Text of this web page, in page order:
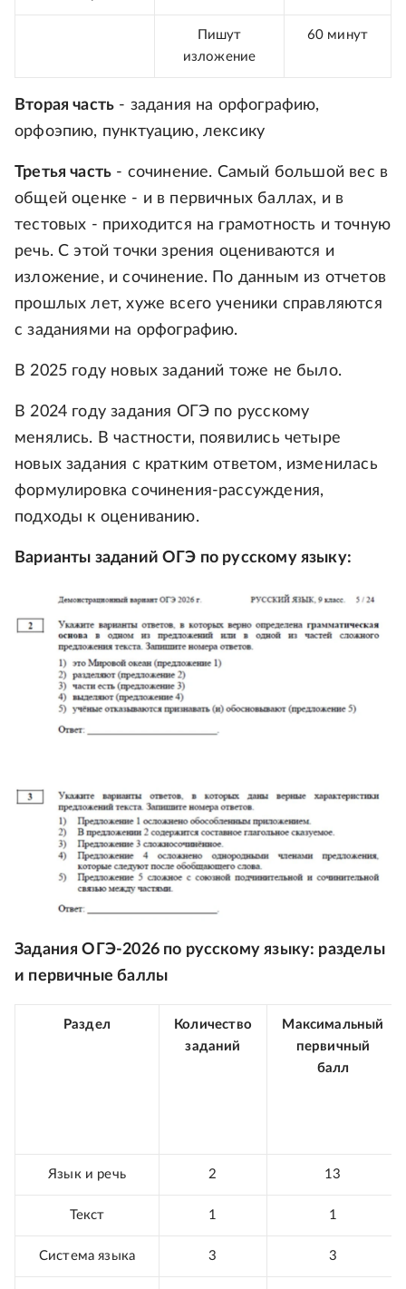
Пишут
изложение
60 минут
Вторая часть - задания на орфографию,
орфоэпию, пунктуацию, лексику
Третья часть - сочинение. Самый большой вес в
общей оценке - и в первичных баллах, и в
тестовых - приходится на грамотность и точную
речь. С этой точки зрения оцениваются и
изложение, и сочинение. По данным из отчетов
прошлых лет, хуже всего ученики справляются
с заданиями на орфографию.
В 2025 году новых заданий тоже не было.
В 2024 году задания ОГЭ по русскому
менялись. В частности, появились четыре
новых задания с кратким ответом, изменилась
формулировка сочинения-рассуждения,
подходы к оцениванию.
Варианты заданий ОГЭ по русскому языку:
Задания ОГЭ-2026 по русскому языку: разделы
и первичные баллы
Раздел
Количество
заданий
Максимальный
первичный
балл
Язык и речь 2 13
Текст 1 1
Система языка 3 3